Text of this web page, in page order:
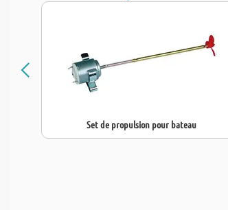
Set de propulsion pour bateau